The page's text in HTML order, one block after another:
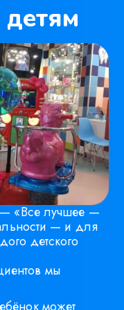
— «Все лучшее —
— и для
детского
мы